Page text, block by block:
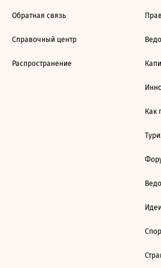
Обратная связь
Справочный центр
Распространение
Как